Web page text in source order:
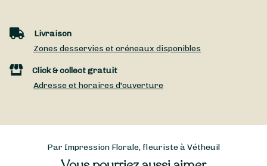
Livraison
Zones desservies et créneaux disponibles
Click & collect gratuit
Adresse et horaires d'ouverture
Par Impression Florale, fleuriste à Vétheuil